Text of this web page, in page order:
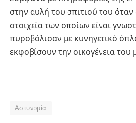
στην αυλή του σπιτιού του
στοιχεία των οποίων είναι
πυροβόλισαν με κυνηγετικό
εκφοβίσουν την οικογένεια του
Αστυνομία